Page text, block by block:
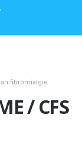
​​fibromialgie
/ CFS